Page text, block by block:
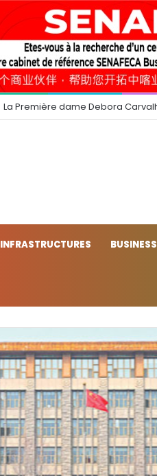
La Première dame Debora
INFRASTRUCTURES BUSINESS